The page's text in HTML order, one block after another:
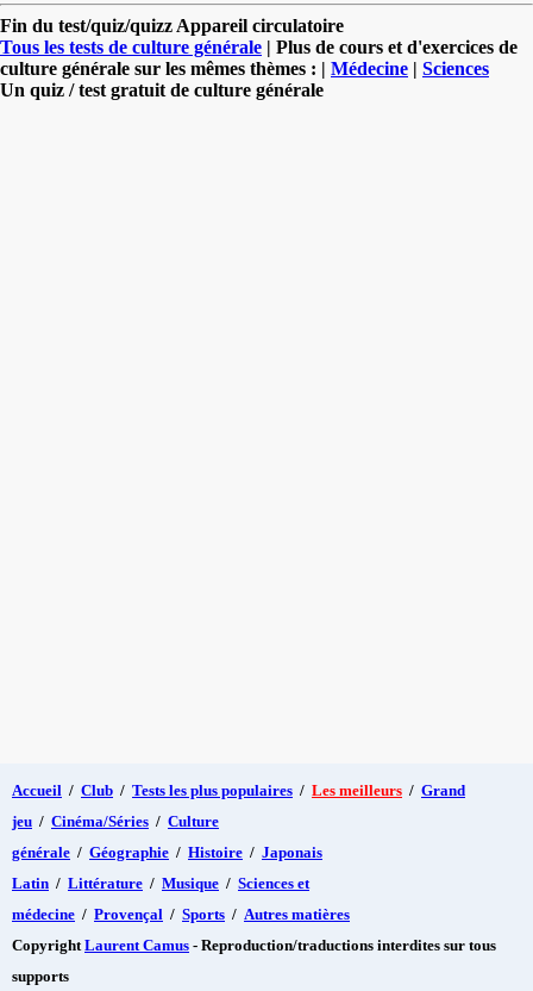
Fin du test/quiz/quizz Appareil circulatoire
Tous les tests de culture générale | Plus de cours et d'exercices de
culture générale sur les mêmes thèmes : | Médecine | Sciences
Un quiz / test gratuit de culture générale
Accueil / Club / Tests les plus populaires / Les meilleurs / Grand
jeu / Cinéma/Séries / Culture
générale / Géographie / Histoire / Japonais
Latin / Littérature / Musique / Sciences et
médecine / Provençal / Sports / Autres matières
Copyright Laurent Camus - Reproduction/traductions interdites sur tous
supports